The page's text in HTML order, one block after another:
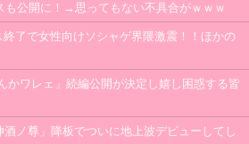
も公開に！→思ってもない不具合がｗｗｗ
了で女性向けソシャゲ界隈激震！！ほかの
かワレェ」続編公開が決定し嬉し困惑する皆
酒ノ尊」降板でついに地上波デビューしてし